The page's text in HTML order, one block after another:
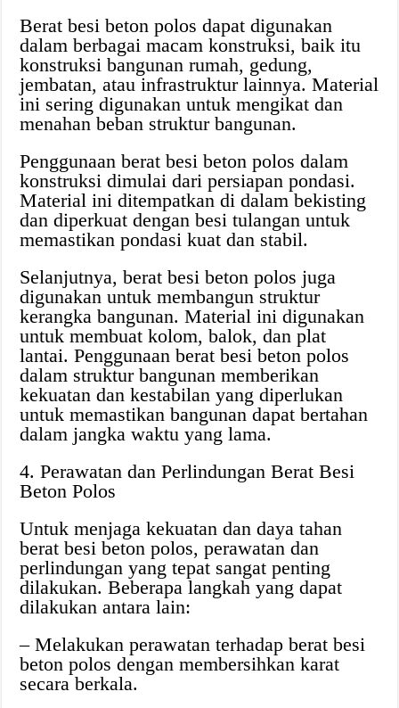
Berat besi beton polos dapat digunakan
dalam berbagai macam konstruksi, baik itu
konstruksi bangunan rumah, gedung,
jembatan, atau infrastruktur lainnya. Material
ini sering digunakan untuk mengikat dan
menahan beban struktur bangunan.
Penggunaan berat besi beton polos dalam
konstruksi dimulai dari persiapan pondasi.
Material ini ditempatkan di dalam bekisting
dan diperkuat dengan besi tulangan untuk
memastikan pondasi kuat dan stabil.
Selanjutnya, berat besi beton polos juga
digunakan untuk membangun struktur
kerangka bangunan. Material ini digunakan
untuk membuat kolom, balok, dan plat
lantai. Penggunaan berat besi beton polos
dalam struktur bangunan memberikan
kekuatan dan kestabilan yang diperlukan
untuk memastikan bangunan dapat bertahan
dalam jangka waktu yang lama.
4. Perawatan dan Perlindungan Berat Besi
Beton Polos
Untuk menjaga kekuatan dan daya tahan
berat besi beton polos, perawatan dan
perlindungan yang tepat sangat penting
dilakukan. Beberapa langkah yang dapat
dilakukan antara lain:
– Melakukan perawatan terhadap berat besi
beton polos dengan membersihkan karat
secara berkala.